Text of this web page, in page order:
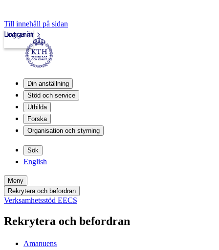
Till innehåll på sidan
Intranät
Logga in
Din anställning
Stöd och service
Utbilda
Forska
Organisation och styrning
Sök
English
Meny
Rekrytera och befordran
Verksamhetsstöd EECS
Rekrytera och befordran
Amanuens